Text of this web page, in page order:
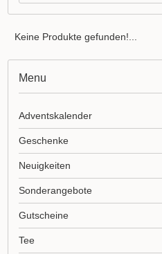
Keine Produkte gefunden!...
Menu
Adventskalender
Geschenke
Neuigkeiten
Sonderangebote
Gutscheine
Tee